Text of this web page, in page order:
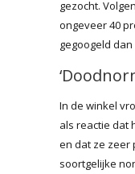
gezocht.
ongeveer 40
gegoogeld dan
In de winkel
als reactie dat
en dat ze zeer
soortgelijke